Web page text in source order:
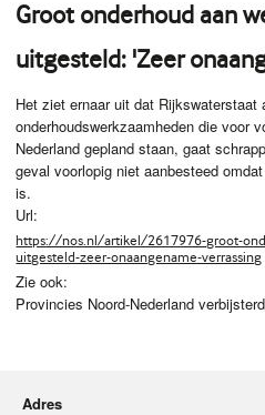
Groot onderhoud aan
uitgesteld: 'Zeer
Het ziet ernaar uit dat Rijkswaterstaat
onderhoudswerkzaamheden die voor
Nederland gepland staan, gaat
geval voorlopig niet aanbesteed
is.
Url:
https://nos.nl/artikel/2617976-groot-
uitgesteld-zeer-onaangename-verrassing
Zie ook:
Provincies Noord-Nederland
Adres